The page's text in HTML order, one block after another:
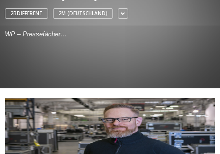
2BDIFFERENT 2M (DEUTSCHLAND)
WP – Pressefächer…